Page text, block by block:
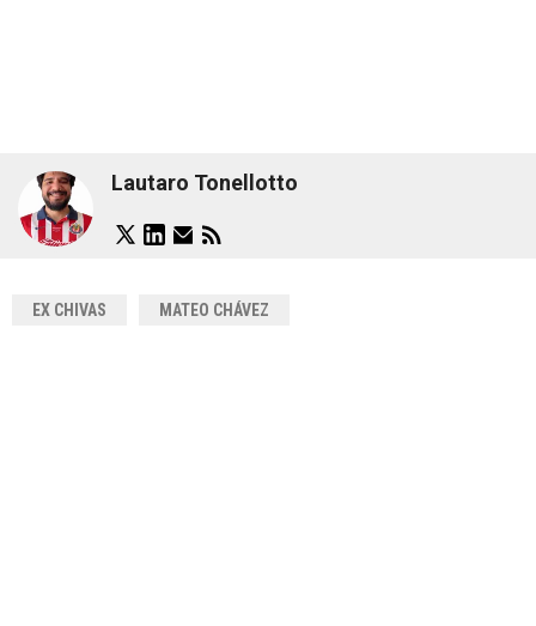
Lautaro Tonellotto
EX CHIVAS MATEO CHÁVEZ